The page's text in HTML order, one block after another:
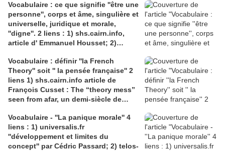
dramaturgie Lola Molina à l’Espace
Saint-Laurent, Pont-à-Mousson 2
liens : 1) lien meec.org; 2)
lemeac.com
Vocabulaire : ce que signifie ''être une
personne'', corps et âme, singulière et
universelle, juridique et morale,
''digne''. 2 liens : 1) shs.cairn.info,
article d' Emmanuel Housset; 2)
Julian Roche
Vocabulaire : définir ''la French
Theory'' soit '' la pensée française'' 2
liens 1) shs.cairn.info article de
François Cusset : The “theory mess”
seen from afar, un demi-siècle de
tracts.gallimard.fr ''La haine de
l'émancipation...'', François Cusset
Vocabulaire - ''La panique morale'' 4
liens : 1) universalis.fr
''développement et limites du
concept'' par Cédric Passard; 2) telos-